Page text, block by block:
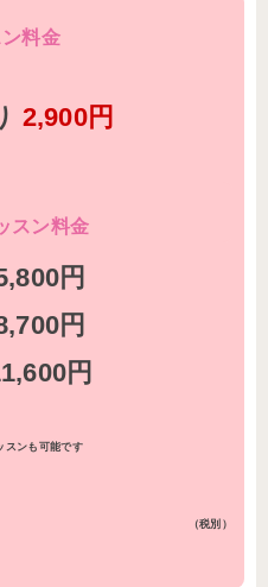
料金
2,900円
スン料金
円
円
円
スンも可能です
（税別）